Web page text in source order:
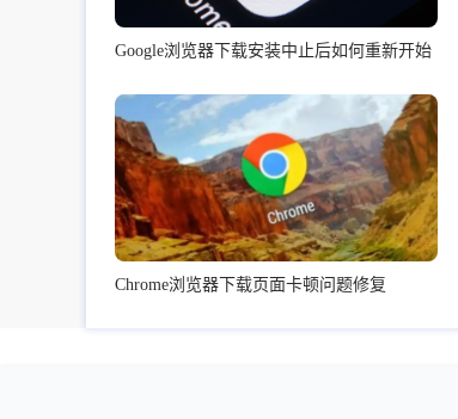
Google浏览器下载安装中止后如何重新开始
Chrome浏览器下载页面卡顿问题修复